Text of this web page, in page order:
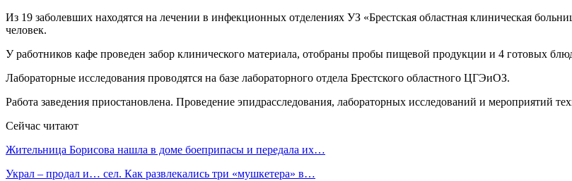
Из 19 заболевших находятся на лечении в инфекционных отделениях УЗ «Брестская областная клиническая
человек.
У работников кафе проведен забор клинического материала, отобраны пробы пищевой продукции и 4 готовых
Лабораторные исследования проводятся на базе лабораторного отдела Брестского областного ЦГЭиОЗ.
Работа заведения приостановлена. Проведение эпидрасследования, лабораторных исследований и мероприятий
Сейчас читают
Жительница Борисова нашла в доме боеприпасы и передала их…
Украл – продал и… сел. Как развлекались три «мушкетера» в…